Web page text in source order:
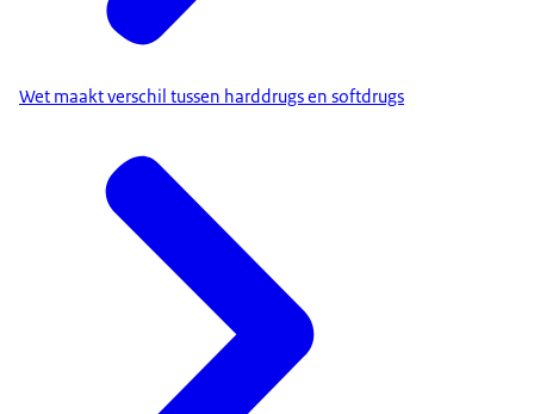
Wet maakt verschil tussen harddrugs en softdrugs